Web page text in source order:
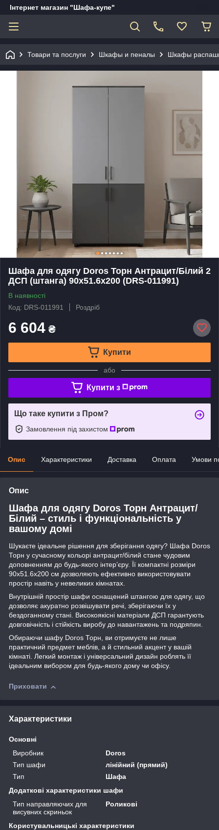
Інтернет магазин "Шафа-купе"
Товари та послуги Шкафы и пеналы Шкафы
Шафа для одягу Doros Торн Антрацит/Білий 2
ДСП (штанга) 90х51.6х200 (DRS-011991)
В наявності
Код: DRS-011991
Роздріб
6 604 ₴
Купити
або
Купити з
Що таке купити з Пром?
Замовлення під захистом
Опис Характеристики Доставка Оплата Умови
Опис
Шафа для одягу Doros Торн Антрацит/
Білий – стиль і функціональність у
вашому домі
Шукаєте ідеальне рішення для зберігання одягу? Шафа Doros
Торн у сучасному кольорі антрацит/білий стане чудовим
доповненням до будь-якого інтер’єру. Її компактні розміри
90х51.6х200 см дозволяють ефективно використовувати
простір навіть у невеликих кімнатах.
Внутрішній простір шафи оснащений штангою для одягу, що
дозволяє акуратно розвішувати речі, зберігаючи їх у
бездоганному стані. Високоякісні матеріали ДСП гарантують
довговічність і стійкість виробу до навантажень та подряпин.
Обираючи шафу Doros Торн, ви отримуєте не лише
практичний предмет меблів, а й стильний акцент у вашій
кімнаті. Легкий монтаж і універсальний дизайн роблять її
ідеальним вибором для будь-якого дому чи офісу.
Приховати
Характеристики
Основні
Виробник
Doros
Тип шафи
лінійний (прямий)
Тип
Шафа
Додаткові характеристики шафи
Тип направляючих для
висувних скриньок
Роликові
Користувальницькі характеристики